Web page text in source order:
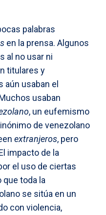
palabras
en la prensa. Algunos
al no usar ni
titulares y
aún usaban el
usaban
, un eufemismo
de venezolano
extranjeros, pero
impacto de la
el uso de ciertas
que toda la
se sitúa en un
con violencia,